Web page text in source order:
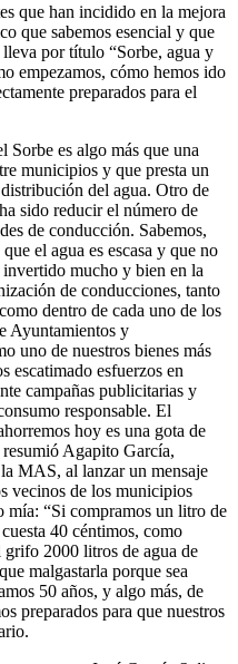
que han incidido en la mejora
que sabemos esencial y que
por título “Sorbe, agua y
empezamos, cómo hemos ido
preparados para el
Sorbe es algo más que una
municipios y que presta un
del agua. Otro de
sido reducir el número de
de conducción. Sabemos,
el agua es escasa y que no
invertido mucho y bien en la
de conducciones, tanto
dentro de cada uno de los
Ayuntamientos y
uno de nuestros bienes más
escatimado esfuerzos en
campañas publicitarias y
responsable. El
hoy es una gota de
resumió Agapito García,
MAS, al lanzar un mensaje
vecinos de los municipios
mía: “Si compramos un litro de
40 céntimos, como
2000 litros de agua de
malgastarla porque sea
50 años, y algo más, de
preparados para que nuestros